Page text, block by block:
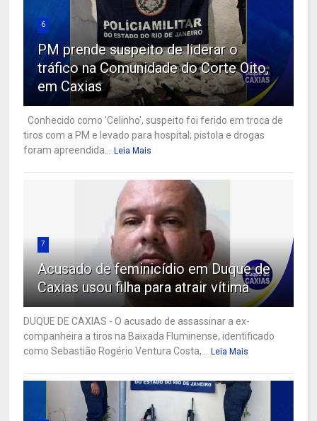
6
PM prende suspeito de liderar o
tráfico na Comunidade do Corte Oito,
em Caxias
Conhecido como 'Celinho', suspeito foi ferido em troca de
tiros com a PM e levado para hospital; pistola e drogas
foram apreendida...
Leia Mais
7
Acusado de feminicídio em Duque de
Caxias usou filha para atrair vítima
DUQUE DE CAXIAS - O acusado de assassinar a ex-
companheira a tiros na Baixada Fluminense, identificado
como Sebastião Rogério Ventura Costa,...
Leia Mais